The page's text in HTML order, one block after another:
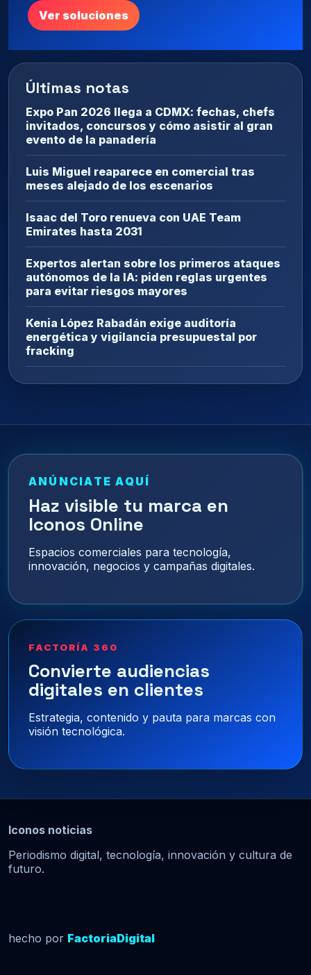
Ver soluciones
Últimas notas
Expo Pan 2026 llega a CDMX: fechas, chefs
invitados, concursos y cómo asistir al gran
evento de la panadería
Luis Miguel reaparece en comercial tras
meses alejado de los escenarios
Isaac del Toro renueva con UAE Team
Emirates hasta 2031
Expertos alertan sobre los primeros ataques
autónomos de la IA: piden reglas urgentes
para evitar riesgos mayores
Kenia López Rabadán exige auditoría
energética y vigilancia presupuestal por
fracking
ANÚNCIATE AQUÍ
Haz visible tu marca en
Iconos Online
Espacios comerciales para tecnología,
innovación, negocios y campañas digitales.
FACTORÍA 360
Convierte audiencias
digitales en clientes
Estrategia, contenido y pauta para marcas con
visión tecnológica.
Iconos noticias
Periodismo digital, tecnología, innovación y cultura de
futuro.
hecho por FactoriaDigital